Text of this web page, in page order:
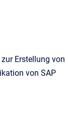
Erstellung von
von SAP